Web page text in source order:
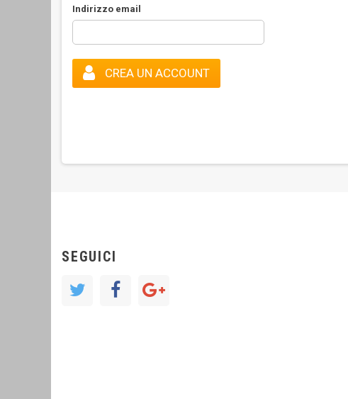
Indirizzo email
CREA UN ACCOUNT
SEGUICI